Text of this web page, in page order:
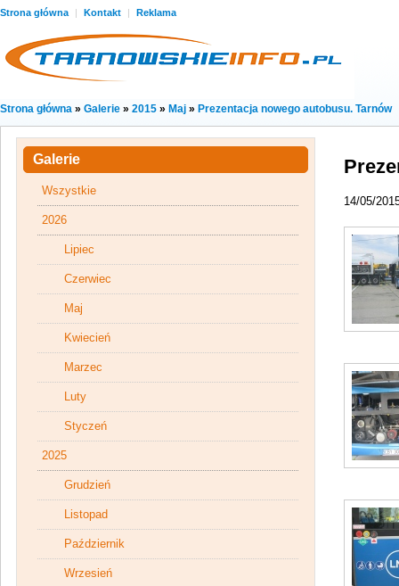
Strona główna | Kontakt | Reklama
Strona główna » Galerie » 2015 » Maj » Prezentacja nowego autobusu. Tarnów
14/05/
Galerie
Wszystkie
2026
Lipiec
Czerwiec
Maj
Kwiecień
Marzec
Luty
Styczeń
2025
Grudzień
Listopad
Październik
Wrzesień